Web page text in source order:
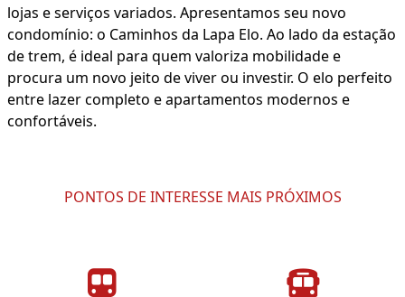
lojas e serviços variados. Apresentamos seu novo
condomínio: o Caminhos da Lapa Elo. Ao lado da estação
de trem, é ideal para quem valoriza mobilidade e
procura um novo jeito de viver ou investir. O elo perfeito
entre lazer completo e apartamentos modernos e
confortáveis.
PONTOS DE INTERESSE MAIS PRÓXIMOS